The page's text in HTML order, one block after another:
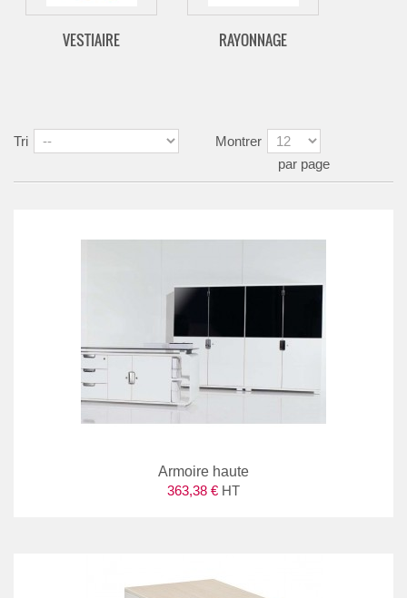
VESTIAIRE RAYONNAGE
Tri
Montrer
par page
Armoire haute
363,38 € HT